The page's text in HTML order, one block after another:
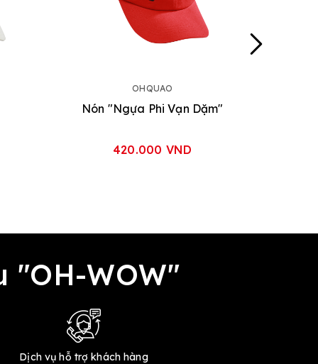
OHQUAO
Nón "Ngựa Phi Vạn Dặm"
420.000 VND
"OH-WOW"
Dịch vụ hỗ trợ khách hàng